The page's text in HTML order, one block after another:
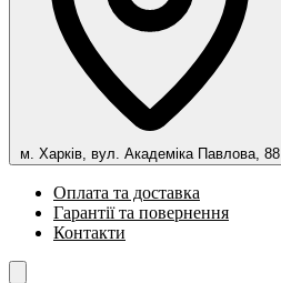
м. Харків, вул. Академіка Павлова, 88
Оплата та доставка
Гарантії та повернення
Контакти